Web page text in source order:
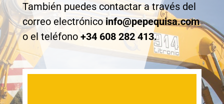
También puedes contactar a través del
correo electrónico info@pepequisa.com
o el teléfono +34 608 282 413.